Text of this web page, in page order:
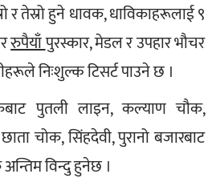
र तेस्रो हुने धावक, धाविकाहरूलाई ९
रुपैयाँ पुरस्कार, मेडल र उपहार भौचर
निःशुल्क टिसर्ट पाउने छ ।
पुतली लाइन, कल्याण चौक,
चोक, सिंहदेवी, पुरानो बजारबाट
विन्दु हुनेछ ।